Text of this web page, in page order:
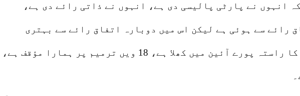
انہوں نے پارٹی پالیسی دی ہے، انہوں نے ذاتی رائے دی ہے،
رائے سے ہوئی ہے لیکن اس میں دوبارہ اتفاق رائے سے بہتری
ہوسکتی ہے اور بہتری کا راستہ پورے آئین میں کھلا ہے، 18 ویں ترمیم پر ہمارا مؤقف ہے،